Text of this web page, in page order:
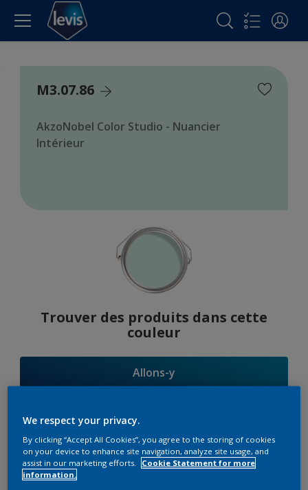
M3.07.86
AkzoNobel Color Studio - Nuancier
Intérieur
Trouver des produits dans cette
couleur
Allons-y
Suggestions
d'Harmonies
We respect your privacy.
By clicking “Accept All Cookies”, you agree to the storing of cookies
on your device to enhance site navigation, analyze site usage, and
assist in our marketing efforts.
Cookie Statement for more
information.